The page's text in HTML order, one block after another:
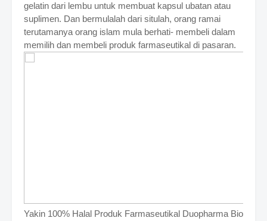
gelatin dari lembu untuk membuat kapsul ubatan atau
suplimen. Dan bermulalah dari situlah, orang ramai
terutamanya orang islam mula berhati- membeli dalam
memilih dan membeli produk farmaseutikal di pasaran.
Yakin 100% Halal Produk Farmaseutikal Duopharma Biotech